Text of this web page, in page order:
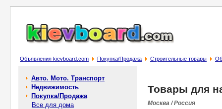
Объявления kievboard.com Покупка/Продажа Строительные товары
Авто. Мото. Транспорт
Недвижимость
Покупка/Продажа
Все для дома
Товары для
Москва / Россия